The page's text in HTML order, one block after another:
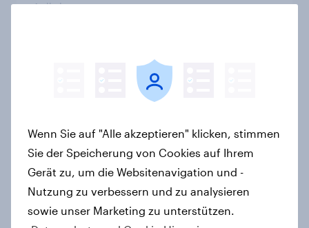
Artikel
YouGov Sonntagsfrage: AfD liegt
vorn +++ Schwarz-Rot unter Druck:
Jahren nicht mehr
Mehrheit in sechs europäischen
Wenn Sie auf "Alle akzeptieren" klicken, stimmen
Sie der Speicherung von Cookies auf Ihrem
Gerät zu, um die Websitenavigation und -
Nutzung zu verbessern und zu analysieren
sowie unser Marketing zu unterstützen.